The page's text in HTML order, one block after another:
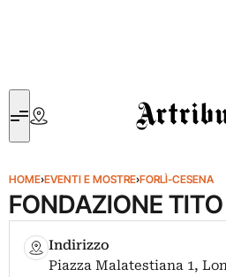
Artribune
HOME›EVENTI E MOSTRE›FORLÌ-CESENA
FONDAZIONE
Indirizzo
Piazza Malatestiana 1,